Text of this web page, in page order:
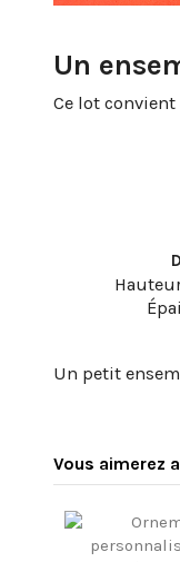
Un
Ce lot
Un petit
Vous aimerez